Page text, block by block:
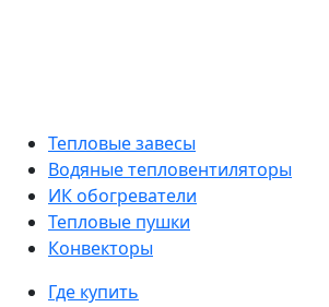
Тепловые завесы
Водяные тепловентиляторы
ИК обогреватели
Тепловые пушки
Конвекторы
Где купить